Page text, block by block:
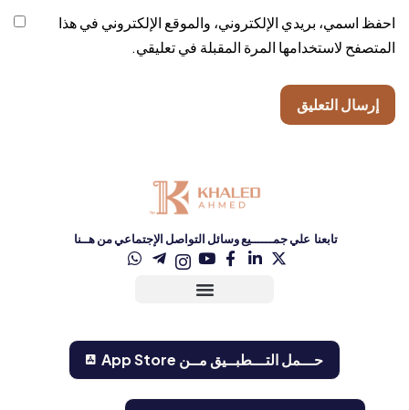
احفظ اسمي، بريدي الإلكتروني، والموقع الإلكتروني في هذا
المتصفح لاستخدامها المرة المقبلة في تعليقي.
تابعنا علي جمــــــيع وسائل التواصل الإجتماعي من هــنا
حـــمل التـــطبــيق مــن ‏App Store‏